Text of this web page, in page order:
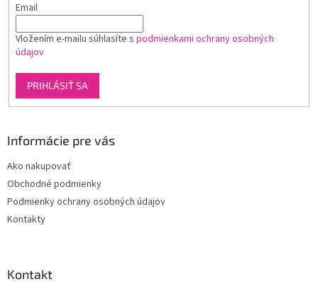
Email
Vložením e-mailu súhlasíte s podmienkami ochrany osobných
údajov
PRIHLÁSIŤ SA
Informácie pre vás
Ako nakupovať
Obchodné podmienky
Podmienky ochrany osobných údajov
Kontakty
Kontakt